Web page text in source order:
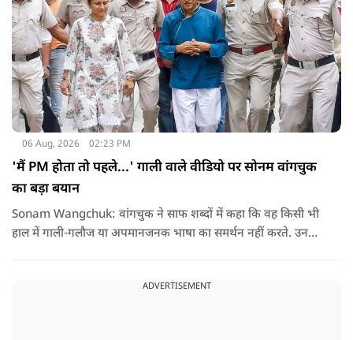
06 Aug, 2026 02:23 PM
'मैं PM होता तो पहले...' गाली वाले वीडियो पर सोनम वांगचुक
का बड़ा बयान
Sonam Wangchuk: वांगचुक ने साफ शब्दों में कहा कि वह किसी भी
हाल में गाली-गलौज या अपमानजनक भाषा का समर्थन नहीं करते. उनका
ADVERTISEMENT